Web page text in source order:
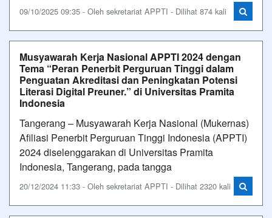
09/10/2025 09:35 - Oleh sekretariat APPTI - Dilihat 874 kali
Musyawarah Kerja Nasional APPTI 2024 dengan
Tema “Peran Penerbit Perguruan Tinggi dalam
Penguatan Akreditasi dan Peningkatan Potensi
Literasi Digital Preuner.” di Universitas Pramita
Indonesia
Tangerang – Musyawarah Kerja Nasional (Mukernas)
Afiliasi Penerbit Perguruan Tinggi Indonesia (APPTI)
2024 diselenggarakan di Universitas Pramita
Indonesia, Tangerang, pada tangga
20/12/2024 11:33 - Oleh sekretariat APPTI - Dilihat 2320 kali